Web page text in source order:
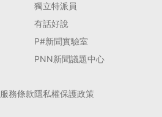
獨立特派員
有話好說
P#新聞實驗室
PNN新聞議題中心
服務條款隱私權保護政策